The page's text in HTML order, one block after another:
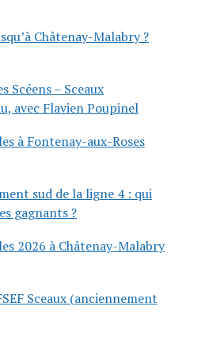
Châtenay-Malabry ?
Scéens – Sceaux
avec Flavien Poupinel
à Fontenay-aux-Roses
sud de la ligne 4 : qui
gagnants ?
2026 à Châtenay-Malabry
Sceaux (anciennement